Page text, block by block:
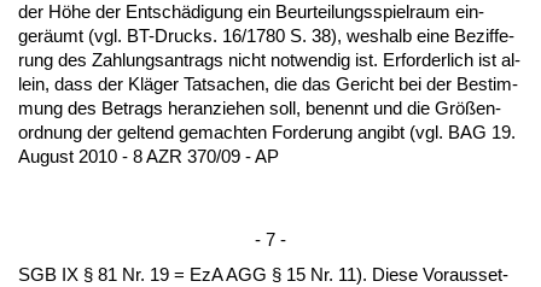
der Höhe der Entschädi­gung ein Be­ur­tei­lungs­spiel­raum ein­
geräumt (vgl. BT-Drucks. 16/1780 S. 38), wes­halb ei­ne Be­zif­fe­
rung des Zah­lungs­an­trags nicht not­wen­dig ist. Er­for­der­lich ist al­
lein, dass der Kläger Tat­sa­chen, die das Ge­richt bei der Be­stim­
mung des Be­trags her­an­zie­hen soll, be­nennt und die Größen­
ord­nung der gel­tend ge­mach­ten For­de­rung an­gibt (vgl. BAG 19.
Au­gust 2010 - 8 AZR 370/09 - AP
- 7 -
SGB IX § 81 Nr. 19 = EzA AGG § 15 Nr. 11). Die­se Vor­aus­set­